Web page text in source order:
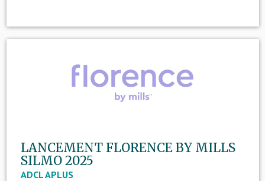
LANCEMENT FLORENCE BY MILLS
SILMO 2025
ADCL APLUS